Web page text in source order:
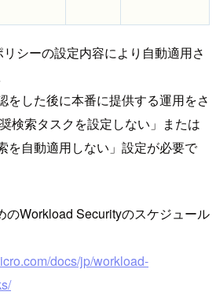
シーの設定内容により自動適用さ
をした後に本番に提供する運用をさ
検索タスクを設定しない」または
を自動適用しない」設定が必要で
のWorkload Securityのスケジュール
docs/jp/workload-